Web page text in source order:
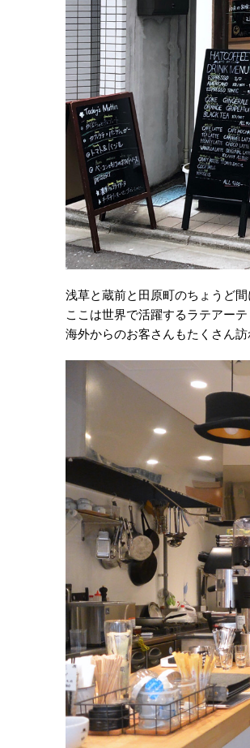
浅草と蔵前と田原町のちょうど
ここは世界で活躍するラテアー
海外からのお客さんもたくさん